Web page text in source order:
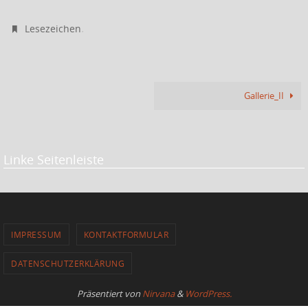
Lesezeichen.
Gallerie_II
Linke Seitenleiste
IMPRESSUM KONTAKTFORMULAR
DATENSCHUTZERKLÄRUNG
Präsentiert vonNirvana& WordPress.